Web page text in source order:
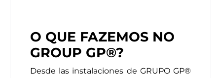
O QUE FAZEMOS NO
GROUP GP®?
Desde las instalaciones de GRUPO GP®